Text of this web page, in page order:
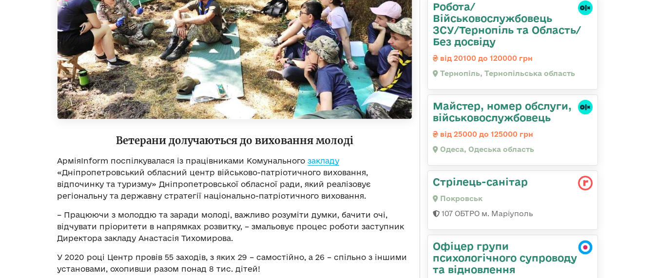
Ветерани долучаються до виховання молоді
АрміяInform поспілкувалася із працівниками Комунального закладу
«Дніпропетровський обласний центр військово-патріотичного виховання,
відпочинку та туризму» Дніпропетровської обласної ради, який реалізовує
регіональну та державну стратегії національно-патріотичного виховання.
– Працюючи з молоддю та заради молоді, важливо розуміти думки, бачити очі,
відчувати пріоритети в напрямках розвитку, – змальовує процес роботи заступник
Директора закладу Анастасія Тихомирова.
У 2020 році Центр провів 55 заходів, з яких 29 – самостійно, а 26 – спільно з іншими
установами, охопивши разом понад 8 тис. дітей!
Робота/
Військовослужбовець
ЗСУ/Тернопіль та Область/
Без досвіду
від 20100 до 120000 грн
Тернопіль, Тернопільська область
Майстер, номер обслуги,
військовослужбовець
від 25000 до 125000 грн
Одеса, Одеська область
Стрілець-санітар
Покровськ
107 ОБТРО м. Маріуполь
Офіцер групи
психологічного супроводу
та відновлення